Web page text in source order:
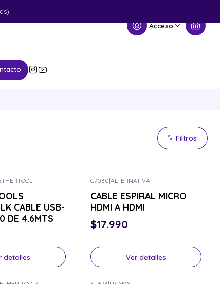
Acceso
Filtros
CABLE USB-
DE 4.6MTS
detalles
C7030|ALTERNATIVA
CABLE ESPIRAL MICRO
HDMI A HDMI
$17.990
Ver detalles